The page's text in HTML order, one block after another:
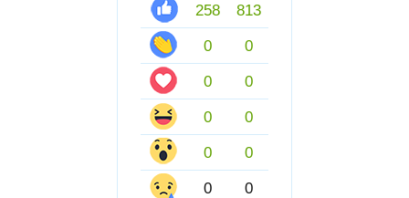
258
813
0
0
0
0
0
0
0
0
0
0